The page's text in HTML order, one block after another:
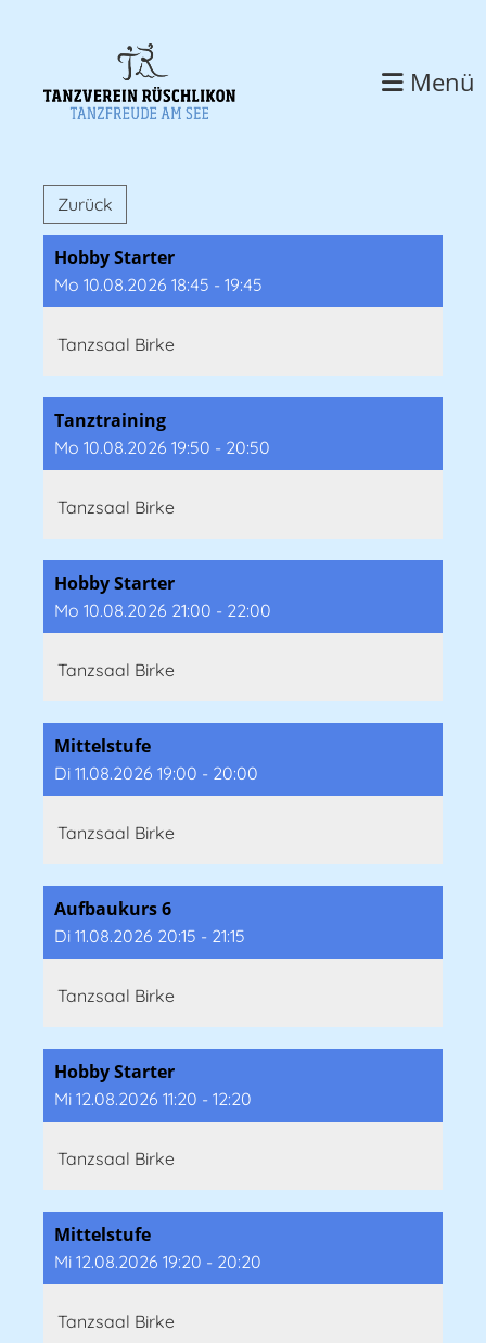
Menü
Zurück
Hobby Starter
Mo 10.08.2026 18:45 - 19:45
Tanzsaal Birke
Tanztraining
Mo 10.08.2026 19:50 - 20:50
Tanzsaal Birke
Hobby Starter
Mo 10.08.2026 21:00 - 22:00
Tanzsaal Birke
Mittelstufe
Di 11.08.2026 19:00 - 20:00
Tanzsaal Birke
Aufbaukurs 6
Di 11.08.2026 20:15 - 21:15
Tanzsaal Birke
Hobby Starter
Mi 12.08.2026 11:20 - 12:20
Tanzsaal Birke
Mittelstufe
Mi 12.08.2026 19:20 - 20:20
Tanzsaal Birke